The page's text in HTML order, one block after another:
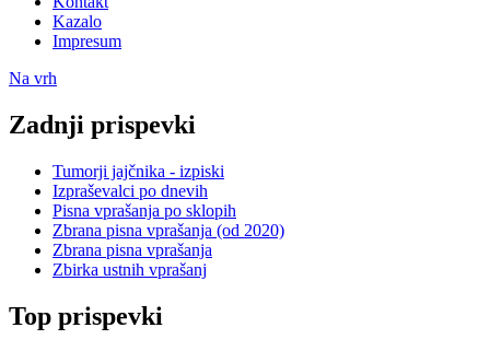
Kazalo
Impresum
Na vrh
Zadnji prispevki
Tumorji jajčnika - izpiski
Izpraševalci po dnevih
Pisna vprašanja po sklopih
Zbrana pisna vprašanja (od 2020)
Zbrana pisna vprašanja
Zbirka ustnih vprašanj
Top prispevki